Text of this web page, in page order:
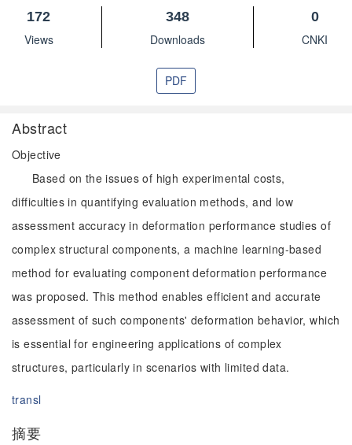
172
Views
348
Downloads
0
CNKI
PDF
Abstract
Objective
Based on the issues of high experimental costs,
difficulties in quantifying evaluation methods, and low
assessment accuracy in deformation performance studies of
complex structural components, a machine learning-based
method for evaluating component deformation performance
was proposed. This method enables efficient and accurate
assessment of such components' deformation behavior, which
is essential for engineering applications of complex
structures, particularly in scenarios with limited data.
transl
摘要